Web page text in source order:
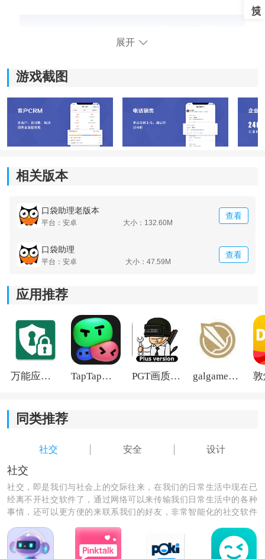
《口袋助理专业版》功能介绍：
觉无比舒适，使用体验非常优秀。
的即时通讯功能，让内部员工之间的沟通可以更加便
3.用户可以使用软件，对所有的资料数据进行系统化的管
《口袋助理专业版》软件测评：
功能，为用户之间的沟通提供了极大的便利，非常实
用。
展开
游戏截图
相关版本
口袋助理老版本
平台：安卓 大小：132.60M
查看
口袋助理
平台：安卓 大小：47.59M
查看
应用推荐
万能应用隐藏 TapTap国际版2026 PGT画质助手旧版 galgame游戏盒子2026
同类推荐
社交 安全 设计
社交
社交，即是我们与社会上的交际往来，在我们的日常生活中现在已
经离不开社交软件了，通过网络可以来传输我们日常生活中的各种
事情，还可以更方便的来联系我们的好友，非常智能化的社交软件
界里吧。